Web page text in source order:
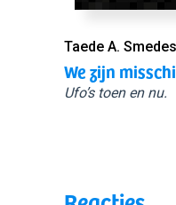
Taede A. Smedes
We zijn
Ufo’s toen en nu.